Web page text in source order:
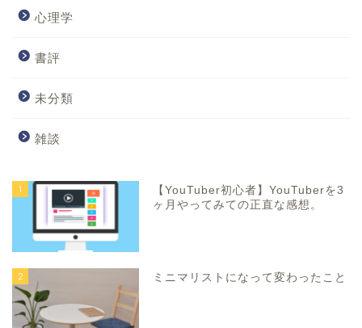
心理学
書評
未分類
雑談
1
【YouTuber初心者】YouTuberを3
ヶ月やってみての正直な感想。
2 ミニマリストになって変わったこと